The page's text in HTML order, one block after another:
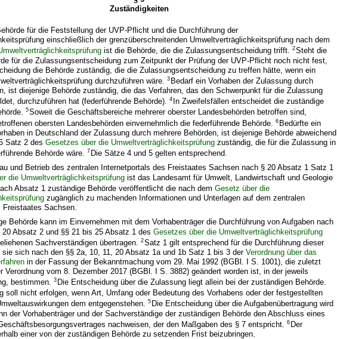
Zuständigkeiten
für die Feststellung der UVP-Pflicht und die Durchführung der
einschließlich der grenzüberschreitenden Umweltverträglichkeitsprüfung nach dem
ist die Behörde, die die Zulassungsentscheidung trifft.2Steht die
für die Zulassungsentscheidung zum Zeitpunkt der Prüfung der UVP-Pflicht noch nicht fest,
die Behörde zuständig, die die Zulassungsentscheidung zu treffen hätte, wenn ein
durchzuführen wäre.3 Bedarf ein Vorhaben der Zulassung durch
ist diejenige Behörde zuständig, die das Verfahren, das den Schwerpunkt für die Zulassung
durchzuführen hat (federführende Behörde).4 In Zweifelsfällen entscheidet die zuständige
5Soweit die Geschäftsbereiche mehrerer oberster Landesbehörden betroffen sind,
obersten Landesbehörden einvernehmlich die federführende Behörde.6 Bedürfte ein
in Deutschland der Zulassung durch mehrere Behörden, ist diejenige Behörde abweichend
Satz 2 desGesetzes über die Umweltverträglichkeitsprüfung zuständig, die für die Zulassung in
Behörde wäre. 7 Die Sätze 4 und 5 gelten entsprechend.
und Betrieb des zentralen Internetportals des Freistaates Sachsen nach § 20 Absatz 1 Satz 1
die Umweltverträglichkeitsprüfung ist das Landesamt für Umwelt, Landwirtschaft und Geologie
Absatz 1 zuständige Behörde veröffentlicht die nach demGesetz über die
zugänglich zu machenden Informationen und Unterlagen auf dem zentralen
Freistaates Sachsen.
Behörde kann im Einvernehmen mit dem Vorhabenträger die Durchführung von Aufgaben nach
20 Absatz 2 und §§ 21 bis 25 Absatz 1 desGesetzes über die Umweltverträglichkeitsprüfung
Sachverständigen übertragen.2Satz 1 gilt entsprechend für die Durchführung dieser
sie sich nach den §§ 2a, 10, 11, 20 Absatz 1a und 1b Satz 1 bis 3 derVerordnung über das
in der Fassung der Bekanntmachung vom 29. Mai 1992 (BGBl. I S. 1001), die zuletzt
Verordnung vom 8. Dezember 2017 (BGBl. I S. 3882) geändert worden ist, in der jeweils
bestimmen.3 Die Entscheidung über die Zulassung liegt allein bei der zuständigen Behörde.
soll nicht erfolgen, wenn Art, Umfang oder Bedeutung des Vorhabens oder der festgestellten
dem entgegenstehen.5 Die Entscheidung über die Aufgabenübertragung wird
der Vorhabenträger und der Sachverständige der zuständigen Behörde den Abschluss eines
nachweisen, der den Maßgaben des § 7 entspricht.6 Der
einer von der zuständigen Behörde zu setzenden Frist beizubringen.